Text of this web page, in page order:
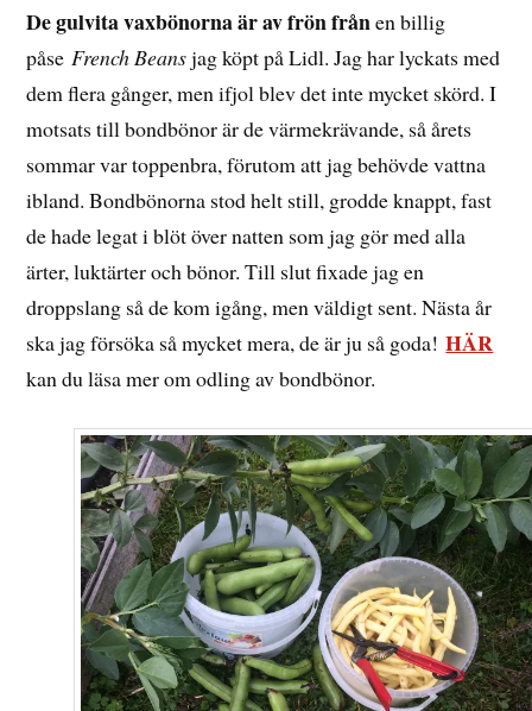
De gulvita vaxbönorna är av frön frånen billig
påseFrench Beansjag köpt på Lidl. Jag har lyckats med
dem flera gånger, men ifjol blev det inte mycket skörd. I
motsats till bondbönor är de värmekrävande, så årets
sommar var toppenbra, förutom att jag behövde vattna
ibland. Bondbönorna stod helt still, grodde knappt, fast
de hade legat i blöt över natten som jag gör med alla
ärter, luktärter och bönor. Till slut fixade jag en
droppslang så de kom igång, men väldigt sent. Nästa år
ska jag försöka så mycket mera, de är ju så goda!HÄR
kan du läsa mer om odling av bondbönor.